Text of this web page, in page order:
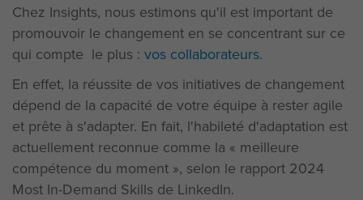
Chez Insights, nous estimons qu'il est important de
promouvoir le changement en se concentrant sur ce
qui compte le plus : vos collaborateurs.
En effet, la réussite de vos initiatives de changement
dépend de la capacité de votre équipe à rester agile
et prête à s'adapter. En fait, l'habileté d'adaptation est
actuellement reconnue comme la « meilleure
compétence du moment », selon le rapport 2024
Most In-Demand Skills de LinkedIn.